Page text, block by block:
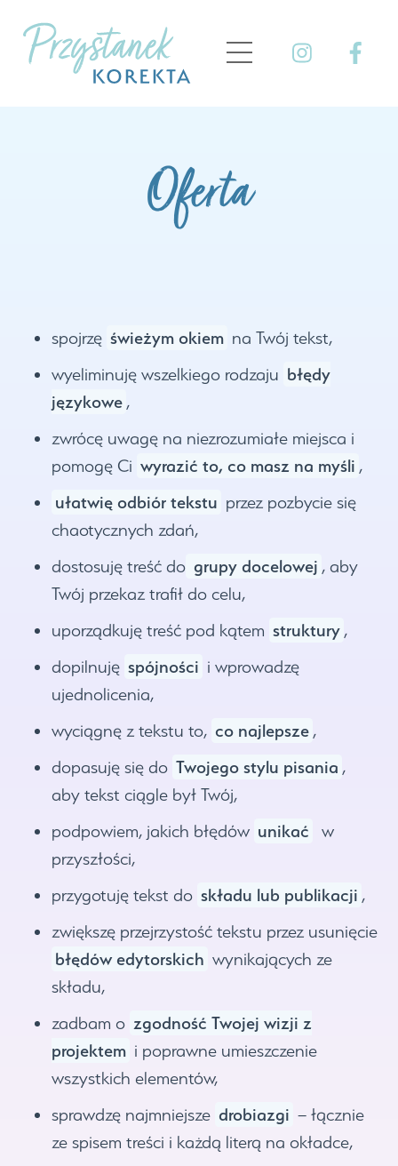
content
Menu
Oferta
spojrzę świeżym okiem na Twój tekst,
wyeliminuję wszelkiego rodzaju błędy
językowe ,
zwrócę uwagę na niezrozumiałe miejsca i
pomogę Ci wyrazić to, co masz na myśli ,
ułatwię odbiór tekstu przez pozbycie się
chaotycznych zdań,
dostosuję treść do grupy docelowej , aby
Twój przekaz trafił do celu,
uporządkuję treść pod kątem struktury ,
dopilnuję spójności i wprowadzę
ujednolicenia,
wyciągnę z tekstu to, co najlepsze ,
dopasuję się do Twojego stylu pisania ,
aby tekst ciągle był Twój,
podpowiem, jakich błędów unikać
w
przyszłości,
przygotuję tekst do składu lub publikacji ,
zwiększę przejrzystość tekstu przez usunięcie
błędów edytorskich wynikających ze
składu,
zadbam o zgodność Twojej wizji z
projektem i poprawne umieszczenie
wszystkich elementów,
sprawdzę najmniejsze drobiazgi – łącznie
ze spisem treści i każdą literą na okładce,